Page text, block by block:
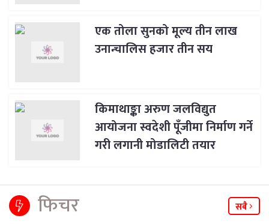
एक तोला सुनको मूल्य तीन लाख
उनान्चालिस हजार तीन सय
किमाथाङ्का अरुण जलविद्युत
आयोजना स्वदेशी पूँजीमा निर्माण गर्ने
गरी लगानी मोडालिटी तयार
फिचर सबै